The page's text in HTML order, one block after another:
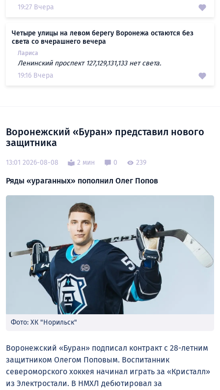
19:27 Вчера
Четыре улицы на левом берегу Воронежа остаются без
света со вчерашнего вечера
Лариса
Ленинский проспект 127,129,131,133 нет света.
19:16 Вчера
Воронежский «Буран» представил нового
защитника
13:01 2026-08-08 2 мин 0 239
Ряды «ураганных» пополнил Олег Попов
Фото: ХК "Норильск"
Воронежский «Буран» подписал контракт с 28-летним
защитником Олегом Поповым. Воспитанник
североморского хоккея начинал играть за «Кристалл»
из Электростали. В НМХЛ дебютировал за